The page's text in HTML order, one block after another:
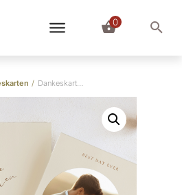
0
/ Dankeskarte Boho Beige